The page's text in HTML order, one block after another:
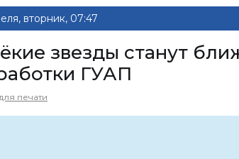
вторник, 07:47
звезды станут
ГУАП
печати